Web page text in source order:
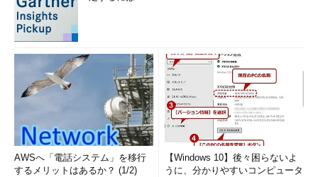
AWSへ「電話システム」を移行
するメリットはあるか？ (1/2)
【Windows 10】後々困らないよ
うに、分かりやすいコンピュータ